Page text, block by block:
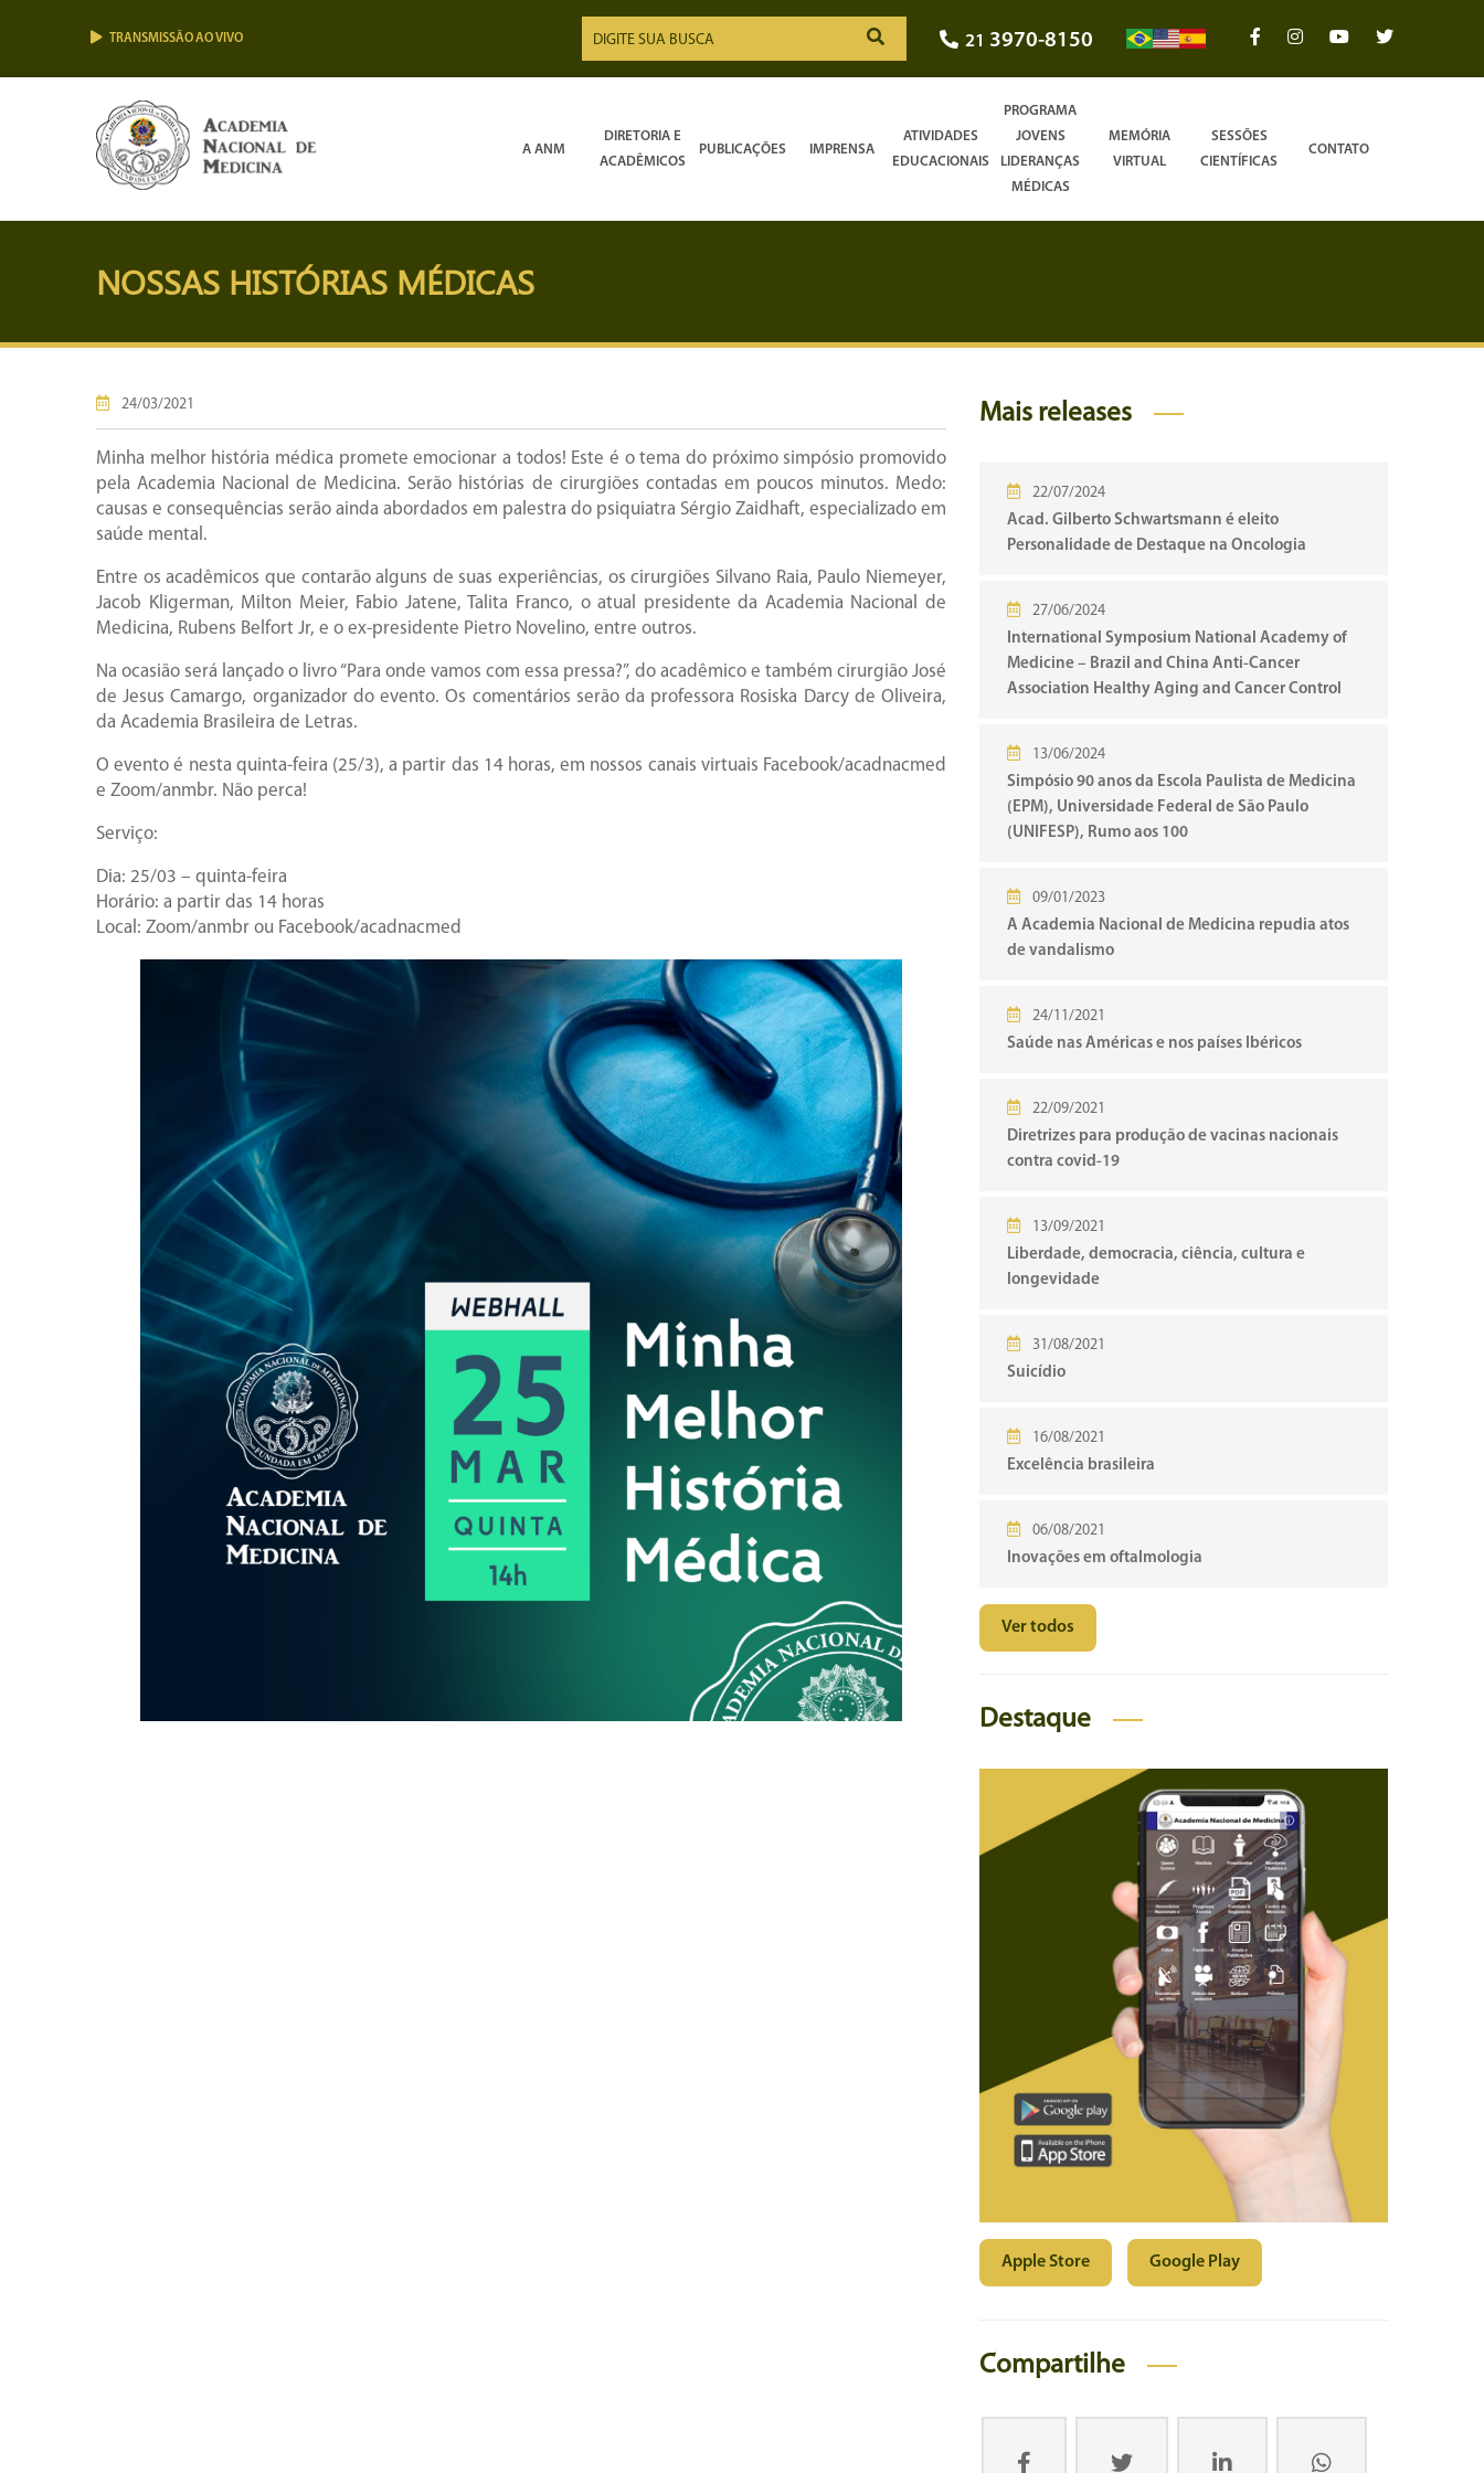
TRANSMISSÃO AO VIVO 21 3970-8150
A ANM
DIRETORIA E
ACADÊMICOS
PUBLICAÇÕES IMPRENSA
ATIVIDADES
EDUCACIONAIS
PROGRAMA
JOVENS
LIDERANÇAS
MÉDICAS
MEMÓRIA
VIRTUAL
SESSÕES
CIENTÍFICAS
CONTATO
NOSSAS HISTÓRIAS MÉDICAS
24/03/2021
Minha melhor história médica promete emocionar a todos! Este é o tema do próximo simpósio promovido
pela Academia Nacional de Medicina. Serão histórias de cirurgiões contadas em poucos minutos. Medo:
causas e consequências serão ainda abordados em palestra do psiquiatra Sérgio Zaidhaft, especializado em
saúde mental.
Entre os acadêmicos que contarão alguns de suas experiências, os cirurgiões Silvano Raia, Paulo Niemeyer,
Jacob Kligerman, Milton Meier, Fabio Jatene, Talita Franco, o atual presidente da Academia Nacional de
Medicina, Rubens Belfort Jr, e o ex-presidente Pietro Novelino, entre outros.
Na ocasião será lançado o livro “Para onde vamos com essa pressa?”, do acadêmico e também cirurgião José
de Jesus Camargo, organizador do evento. Os comentários serão da professora Rosiska Darcy de Oliveira,
da Academia Brasileira de Letras.
O evento é nesta quinta-feira (25/3), a partir das 14 horas, em nossos canais virtuais Facebook/acadnacmed
e Zoom/anmbr. Não perca!
Serviço:
Dia: 25/03 – quinta-feira
Horário: a partir das 14 horas
Local: Zoom/anmbr ou Facebook/acadnacmed
Mais releases
22/07/2024
Acad. Gilberto Schwartsmann é eleito
Personalidade de Destaque na Oncologia
27/06/2024
International Symposium National Academy of
Medicine – Brazil and China Anti-Cancer
Association Healthy Aging and Cancer Control
13/06/2024
Simpósio 90 anos da Escola Paulista de Medicina
(EPM), Universidade Federal de São Paulo
(UNIFESP), Rumo aos 100
09/01/2023
A Academia Nacional de Medicina repudia atos
de vandalismo
24/11/2021
Saúde nas Américas e nos países Ibéricos
22/09/2021
Diretrizes para produção de vacinas nacionais
contra covid-19
13/09/2021
Liberdade, democracia, ciência, cultura e
longevidade
31/08/2021
Suicídio
16/08/2021
Excelência brasileira
06/08/2021
Inovações em oftalmologia
Ver todos
Destaque
Apple Store Google Play
Compartilhe